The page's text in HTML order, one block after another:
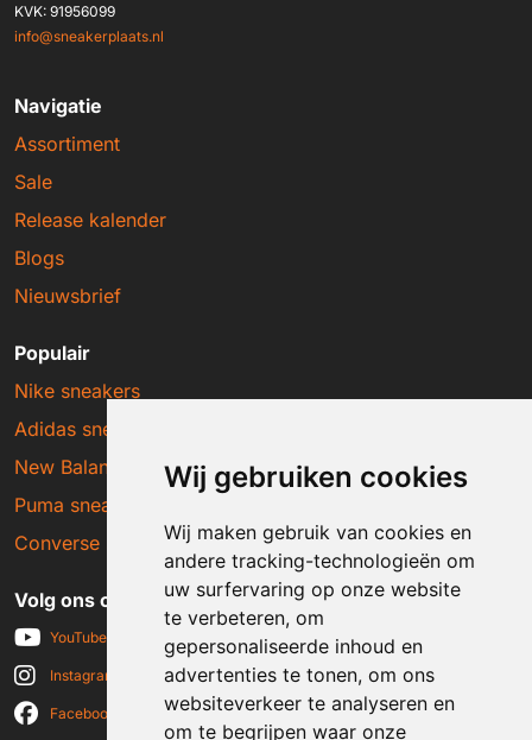
Wij gebruiken cookies
Wij maken gebruik van cookies en
andere tracking-technologieën om
uw surfervaring op onze website
te verbeteren, om
gepersonaliseerde inhoud en
advertenties te tonen, om ons
websiteverkeer te analyseren en
om te begrijpen waar onze
KVK: 91956099
info@sneakerplaats.nl
Navigatie
Assortiment
Sale
Release kalender
Blogs
Nieuwsbrief
Populair
Nike sneakers
Adidas sneakers
New Balance sneakers
Puma sneakers
Converse sneakers
Volg ons op social media
YouTube
Instagram
Facebook